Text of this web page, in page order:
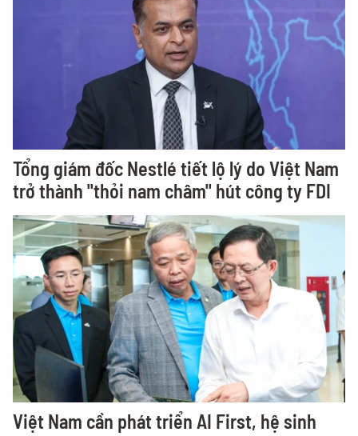
Tổng giám đốc Nestlé tiết lộ lý do Việt Nam
trở thành "thỏi nam châm" hút công ty FDI
Việt Nam cần phát triển AI First, hệ sinh